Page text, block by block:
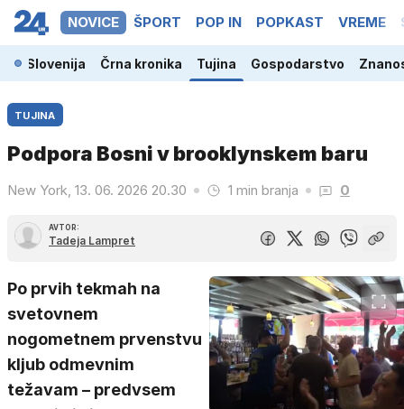
NOVICE ŠPORT POP IN POPKAST VREME
Slovenija Črna kronika Tujina Gospodarstvo
TUJINA
Podpora Bosni v brooklynskem baru
New York, 13. 06. 2026 20.30 1 min branja 0
AVTOR:
Tadeja Lampret
Po prvih tekmah na
svetovnem
nogometnem prvenstvu
kljub odmevnim
težavam – predvsem